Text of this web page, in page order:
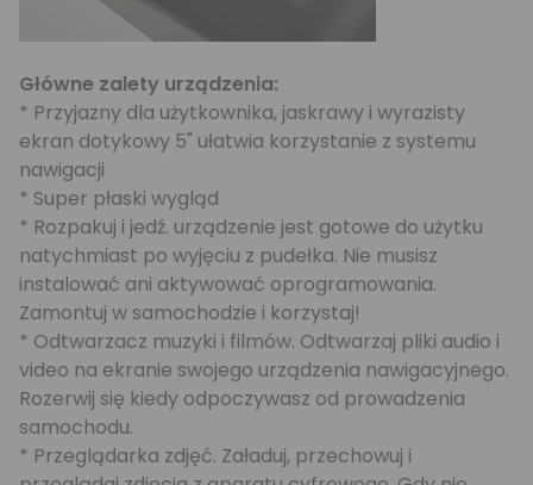
Główne zalety urządzenia:
* Przyjazny dla użytkownika, jaskrawy i wyrazisty
ekran dotykowy 5" ułatwia korzystanie z systemu
nawigacji
* Super płaski wygląd
* Rozpakuj i jedź. urządzenie jest gotowe do użytku
natychmiast po wyjęciu z pudełka. Nie musisz
instalować ani aktywować oprogramowania.
Zamontuj w samochodzie i korzystaj!
* Odtwarzacz muzyki i filmów. Odtwarzaj pliki audio i
video na ekranie swojego urządzenia nawigacyjnego.
Rozerwij się kiedy odpoczywasz od prowadzenia
samochodu.
* Przeglądarka zdjęć. Załaduj, przechowuj i